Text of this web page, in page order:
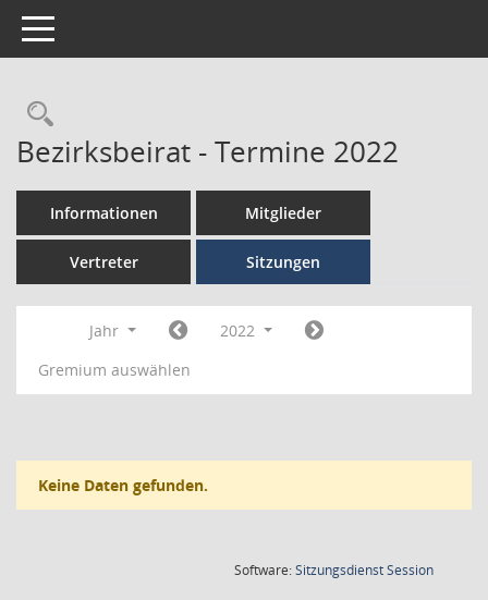
Toggle navigation
Bezirksbeirat - Termine 2022
Informationen Mitglieder
Vertreter Sitzungen
Jahr
2022
Gremium auswählen
Keine Daten gefunden.
Software:SitzungsdienstSession(Wird in